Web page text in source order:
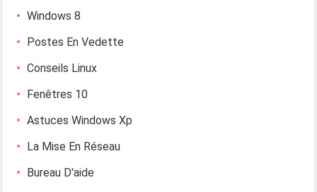
Windows 8
Postes En Vedette
Conseils Linux
Fenêtres 10
Astuces Windows Xp
La Mise En Réseau
Bureau D'aide